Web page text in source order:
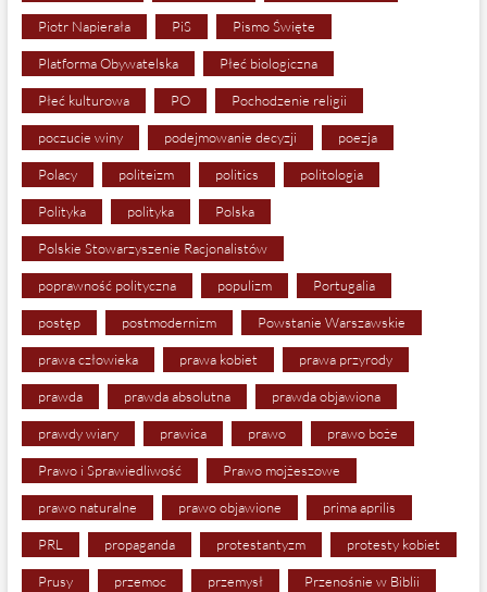
Piotr Napierała PiS Pismo Święte
Platforma Obywatelska Płeć biologiczna
Płeć kulturowa PO Pochodzenie religii
poczucie winy podejmowanie decyzji poezja
Polacy politeizm politics politologia
Polityka polityka Polska
Polskie Stowarzyszenie Racjonalistów
poprawność polityczna populizm Portugalia
postęp postmodernizm Powstanie Warszawskie
prawa człowieka prawa kobiet prawa przyrody
prawda prawda absolutna prawda objawiona
prawdy wiary prawica prawo prawo boże
Prawo i Sprawiedliwość Prawo mojżeszowe
prawo naturalne prawo objawione prima aprilis
PRL propaganda protestantyzm protesty kobiet
Prusy przemoc przemysł Przenośnie w Biblii